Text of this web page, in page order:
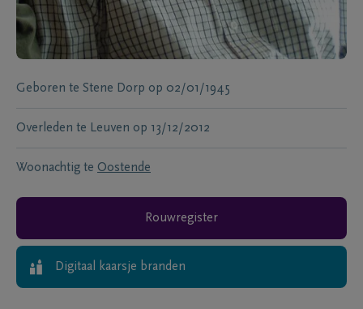
Geboren te Stene Dorp op 02/01/1945
Overleden te Leuven op 13/12/2012
Woonachtig te Oostende
Rouwregister
Digitaal kaarsje branden